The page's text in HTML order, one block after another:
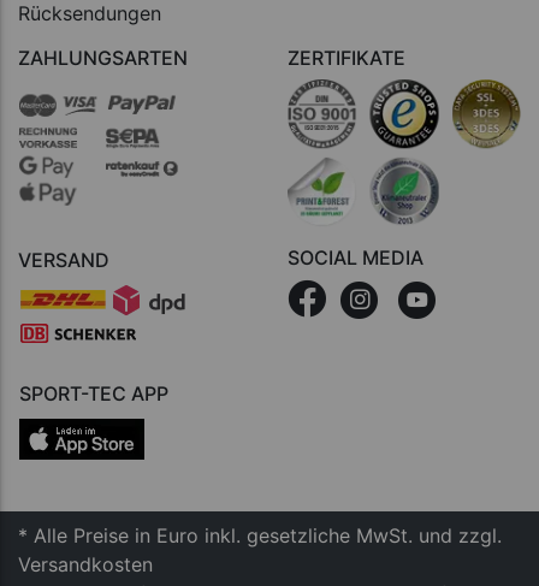
Rücksendungen
ZAHLUNGSARTEN
VERSAND
ZERTIFIKATE
SOCIAL MEDIA
SPORT-TEC APP
* Alle Preise in Euro inkl. gesetzliche MwSt. und zzgl.
Versandkosten